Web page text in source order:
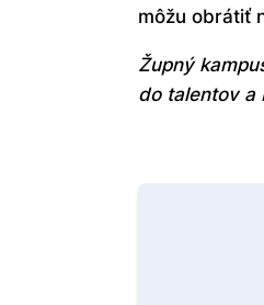
môžu obrátiť
Župný
do talentov a